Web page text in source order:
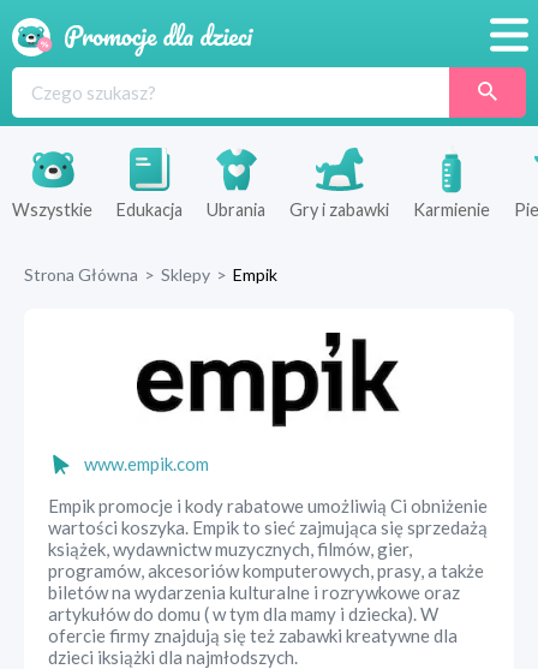
Produkty
Sklepy
Wszystkie Edukacja Ubrania Gry i zabawki Karmienie
Strona Główna > Sklepy > Empik
www.empik.com
Empik promocje i kody rabatowe umożliwią Ci obniżenie
wartości koszyka. Empik to sieć zajmująca się sprzedażą
książek, wydawnictw muzycznych, filmów, gier,
programów, akcesoriów komputerowych, prasy, a także
biletów na wydarzenia kulturalne i rozrywkowe oraz
artykułów do domu ( w tym dla mamy i dziecka). W
ofercie firmy znajdują się też zabawki kreatywne dla
dzieci iksiążki dla najmłodszych.